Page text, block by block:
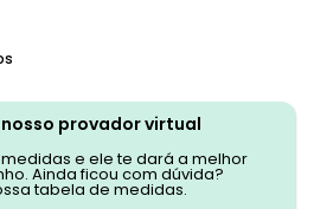
provador virtual
e ele te dará a melhor
Ainda ficou com dúvida?
tabela de medidas.